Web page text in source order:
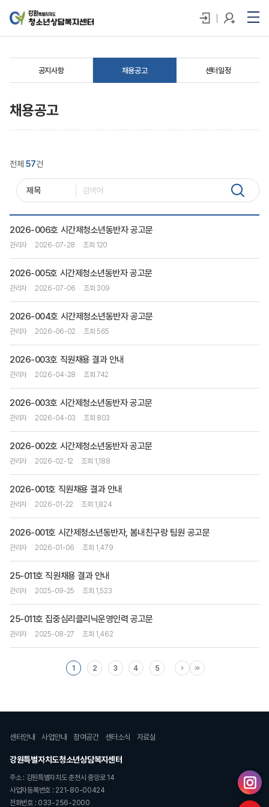
공지사항 채용공고 센터일정
채용공고
전체57건
2026-006호 시간제청소년동반자 공고문
관리자 2026-07-28 조회 120
2026-005호 시간제청소년동반자 공고문
관리자 2026-07-06 조회 309
2026-004호 시간제청소년동반자 공고문
관리자 2026-06-02 조회 565
2026-003호 직원채용 결과 안내
관리자 2026-04-28 조회 742
2026-003호 시간제청소년동반자 공고문
관리자 2026-04-03 조회 803
2026-002호 시간제청소년동반자 공고문
관리자 2026-02-12 조회 1,188
2026-001호 직원채용 결과 안내
관리자 2026-01-22 조회 1,824
2026-001호 시간제청소년동반자, 봄내친구랑 팀원 공고문
관리자 2026-01-06 조회 1,479
25-011호 직원채용 결과 안내
관리자 2025-09-25 조회 1,523
25-011호 집중심리클리닉운영인력 공고문
관리자 2025-08-27 조회 1,462
1 2 3 4 5
강원특별자치도청소년상담복지센터
주소 : 강원특별자치도 춘천시 중앙로 14
사업자등록번호 : 221-80-00424
전화번호 : 033-256-2000
센터안내 사업안내 참여공간 센터소식 자료실